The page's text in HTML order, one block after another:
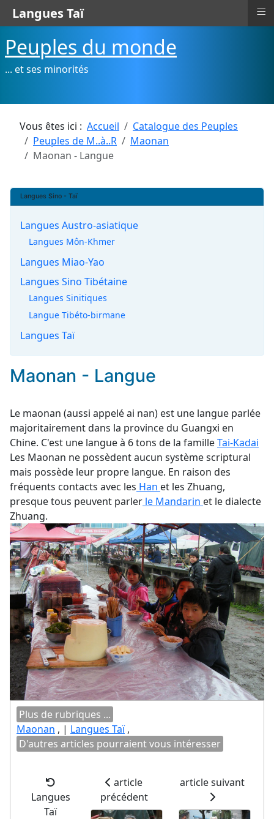
Peuples du monde
... et ses minorités
Vous êtes ici : Accueil
Catalogue des Peuples
Peuples de M..à..R
Maonan
Maonan - Langue
Langues Sino - Taï
Langues Austro-asiatique
Langues Môn-Khmer
Langues Miao-Yao
Langues Sino Tibétaine
Langues Sinitiques
Langue Tibéto-birmane
Langues Taï
Maonan - Langue
Le maonan (aussi appelé ai nan) est une langue parlée
majoritairement dans la province du Guangxi en
Chine. C'est une langue à 6 tons de la familleTai-Kadai
Les Maonan ne possèdent aucun système scriptural
mais possède leur propre langue. En raison des
fréquents contacts avec les Han et les Zhuang,
presque tous peuvent parler le Mandarin et le dialecte
Zhuang.
Plus de rubriques ...
Maonan , | Langues Taï,
D'autres articles pourraient vous intéresser
Langues
Taï
article
précédent
article suivant
Langues Taï ≡